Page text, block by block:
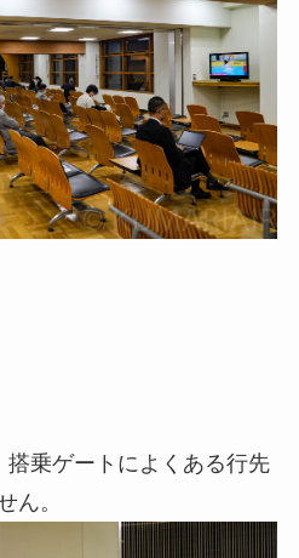
乗ゲートによくある行先
ん。